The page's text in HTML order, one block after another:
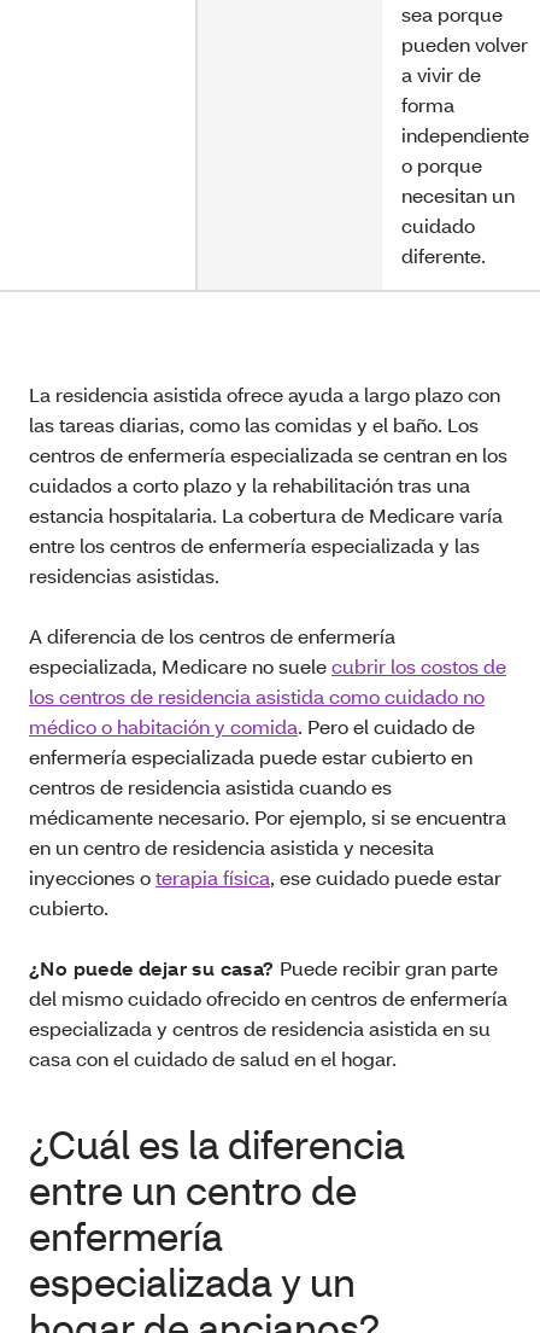
sea porque
pueden volver
a vivir de
forma
independiente
o porque
necesitan un
cuidado
diferente.
La residencia asistida ofrece ayuda a largo plazo con
las tareas diarias, como las comidas y el baño. Los
centros de enfermería especializada se centran en los
cuidados a corto plazo y la rehabilitación tras una
estancia hospitalaria. La cobertura de Medicare varía
entre los centros de enfermería especializada y las
residencias asistidas.
A diferencia de los centros de enfermería
especializada, Medicare no suelecubrir los costos de
los centros de residencia asistida como cuidado no
médico o habitación y comida. Pero el cuidado de
enfermería especializada puede estar cubierto en
centros de residencia asistida cuando es
médicamente necesario. Por ejemplo, si se encuentra
en un centro de residencia asistida y necesita
inyecciones oterapia física, ese cuidado puede estar
cubierto.
¿No puede dejar su casa? Puede recibir gran parte
del mismo cuidado ofrecido en centros de enfermería
especializada y centros de residencia asistida en su
casa con el cuidado de salud en el hogar.
¿Cuál es la diferencia
entre un centro de
enfermería
especializada y un